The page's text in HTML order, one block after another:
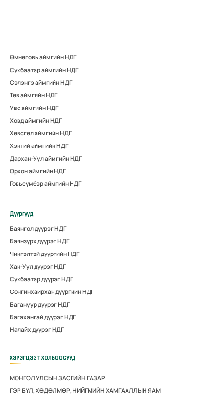
Өмнөговь аймгийн НДГ
Сүхбаатар аймгийн НДГ
Сэлэнгэ аймгийн НДГ
Төв аймгийн НДГ
Увс аймгийн НДГ
Ховд аймгийн НДГ
Хөвсгөл аймгийн НДГ
Хэнтий аймгийн НДГ
Дархан-Уул аймгийн НДГ
Орхон аймгийн НДГ
Говьсүмбэр аймгийн НДГ
Дүүргүүд
Баянгол дүүрэг НДГ
Баянзүрх дүүрэг НДГ
Чингэлтэй дүүргийн НДГ
Хан-Уул дүүрэг НДГ
Сүхбаатар дүүрэг НДГ
Сонгинхайрхан дүүргийн НДГ
Багануур дүүрэг НДГ
Багахангай дүүрэг НДГ
Налайх дүүрэг НДГ
ХЭРЭГЦЭЭТ ХОЛБООСУУД
МОНГОЛ УЛСЫН ЗАСГИЙН ГАЗАР
ГЭР БҮЛ, ХӨДӨЛМӨР, НИЙГМИЙН ХАМГААЛЛЫН ЯАМ